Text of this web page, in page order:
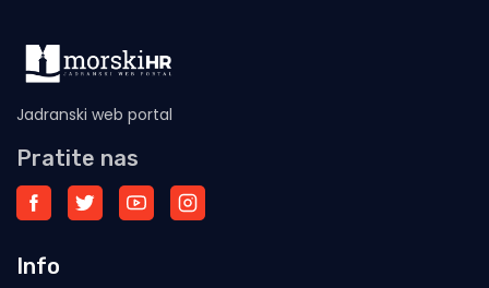
Jadranski web portal
Pratite nas
Info